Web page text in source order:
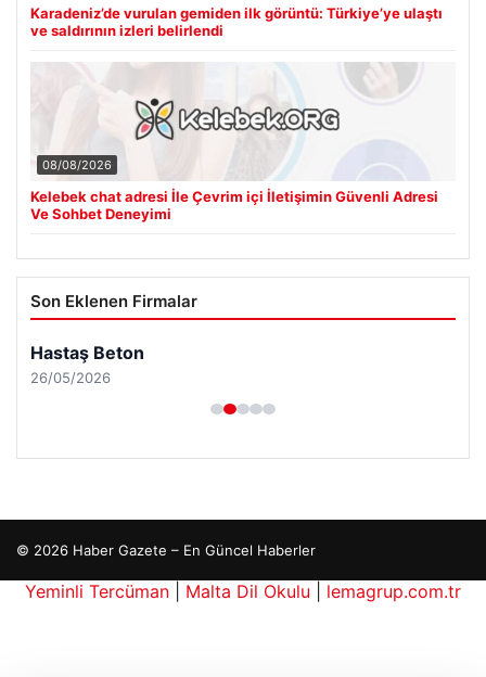
Karadeniz’de vurulan gemiden ilk görüntü: Türkiye’ye ulaştı
ve saldırının izleri belirlendi
08/08/2026
Kelebek chat adresi İle Çevrim içi İletişimin Güvenli Adresi
Ve Sohbet Deneyimi
Son Eklenen Firmalar
Hastaş Beton
26/05/2026
© 2026 Haber Gazete – En Güncel Haberler
Yeminli Tercüman Malta Dil Okulu
lemagrup.com.tr